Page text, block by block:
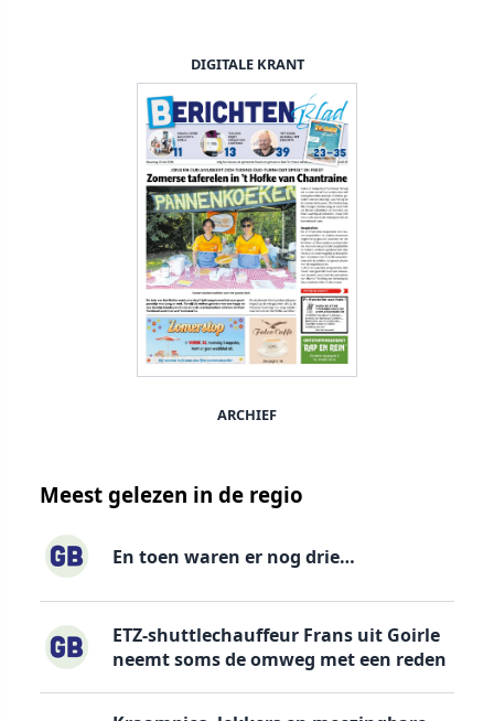
DIGITALE KRANT
ARCHIEF
Meest gelezen in de regio
En toen waren er nog drie…
ETZ-shuttlechauffeur Frans uit Goirle
neemt soms de omweg met een reden